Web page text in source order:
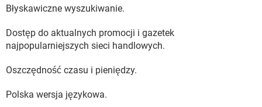
Błyskawiczne wyszukiwanie.
Dostęp do aktualnych promocji i gazetek
najpopularniejszych sieci handlowych.
Oszczędność czasu i pieniędzy.
Polska wersja językowa.